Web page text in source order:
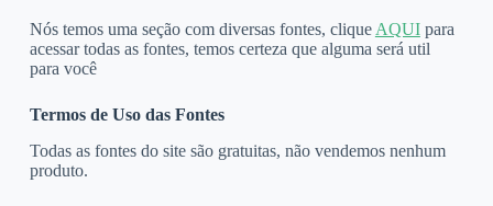
Nós temos uma seção com diversas fontes, cliqueAQUIpara
acessar todas as fontes, temos certeza que alguma será util
para você
Termos de Uso das Fontes
Todas as fontes do site são gratuitas, não vendemos nenhum
produto.